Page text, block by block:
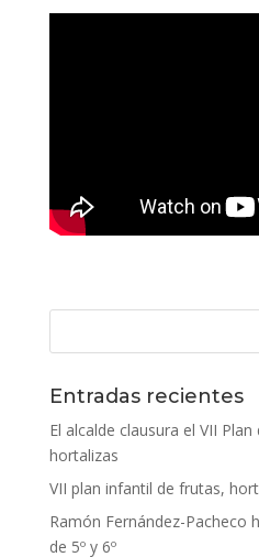
Entradas recientes
El alcalde clausura el VII
hortalizas
VII plan infantil de frutas,
Ramón Fernández-Pacheco
de 5º y 6º